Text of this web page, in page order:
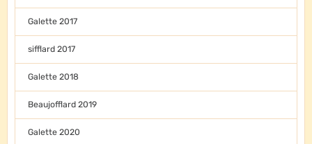
Galette 2017
sifflard 2017
Galette 2018
Beaujofflard 2019
Galette 2020